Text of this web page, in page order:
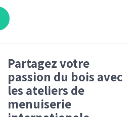
Partagez votre
passion du bois avec
les ateliers de
menuiserie